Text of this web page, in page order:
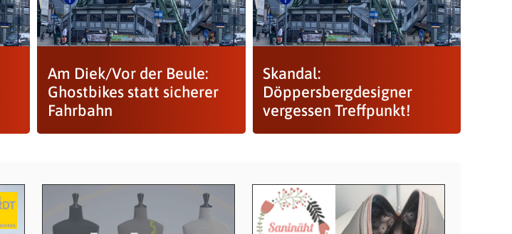
Am Diek/Vor der Beule:
Ghostbikes statt sicherer
Fahrbahn
Skandal:
Döppersbergdesigner
vergessen Treffpunkt!